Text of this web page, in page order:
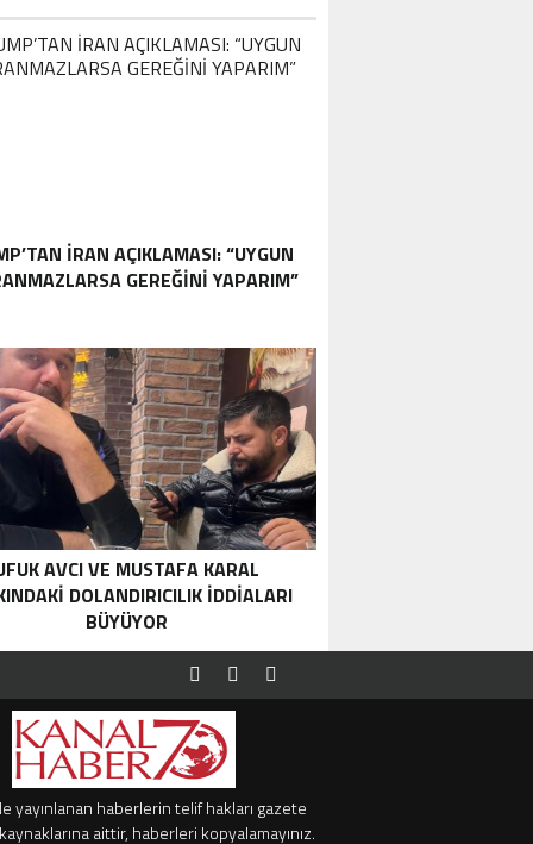
İRAN AÇIKLAMASI: “UYGUN
GEREĞINI YAPARIM”
AVCI VE MUSTAFA KARAL
DOLANDIRICILIK İDDIALARI
BÜYÜYOR
yayınlanan haberlerin telif hakları gazete
aittir, haberleri kopyalamayınız.